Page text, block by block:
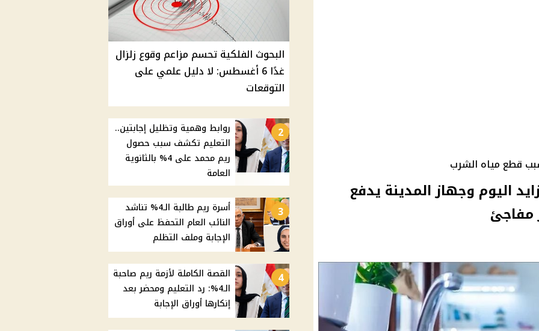
قطع مياه الشرب
اليوم وجهاز المدينة يدفع
مفاجئ
البحوث الفلكية تحسم مزاعم وقوع زلزال
غدًا 6 أغسطس: لا دليل علمي على
التوقعات
2
روابط وهمية وتظليل إجابتين..
التعليم تكشف سبب حصول
ريم محمد على 4% بالثانوية
العامة
3
أسرة ريم طالبة الـ4% تناشد
النائب العام التحفظ على أوراق
الإجابة وملف التظلم
4
القصة الكاملة لأزمة ريم صاحبة
الـ4%: رد التعليم ومحضر بعد
إنكارها أوراق الإجابة